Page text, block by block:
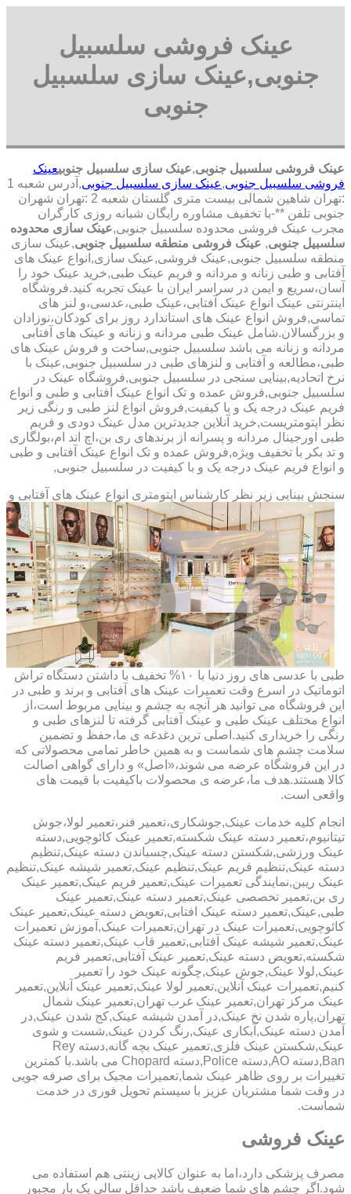
عینک فروشی سلسبیل
جنوبی,عینک سازی سلسبیل
جنوبی
عینک فروشی سلسبیل جنوبی,عینک سازی سلسبیل جنوبیعینک
فروشی سلسبیل جنوبی,عینک سازی سلسبیل جنوبی
,آدرس شعبه 1
:تهران شاهین شمالی بیست متری گلستان شعبه 2 :تهران شهران
جنوبی تلفن **-با تخفیف مشاوره رایگان شبانه روزی کارگران
مجرب عینک فروشی محدوده سلسبیل جنوبی,عینک سازی محدوده
سلسبیل جنوبی, عینک فروشی منطقه سلسبیل جنوبی,عینک سازی
منطقه سلسبیل جنوبی,عینک فروشی,عینک سازی,انواع عینک های
آفتابی و طبی زنانه و مردانه و فریم عینک طبی,خرید عینک خود را
آسان،سریع و ایمن در سراسر ایران با عینک تجربه کنید.فروشگاه
اینترنتی عینک انواع عینک آفتابی،عینک طبی،عدسی،و لنز های
تماسی,فروش انواع عینک های استاندارد روز برای کودکان،نوزادان
و بزرگسالان.شامل عینک طبی مردانه و زنانه و عینک های آفتابی
مردانه و زنانه می باشد سلسبیل جنوبی,ساخت و فروش عینک های
طبی،مطالعه و آفتابی و لنزهای طبی در سلسبیل جنوبی,عینک با
نرخ اتحادیه,بینایی سنجی در سلسبیل جنوبی,فروشگاه عینک در
سلسبیل جنوبی,فروش عمده و تک انواع عینک آفتابی و طبی و انواع
فریم عینک درجه یک و با کیفیت,فروش انواع لنز طبی و رنگی زیر
نظر اپتومتریست,خرید آنلاین جدیدترین مدل عینک دودی و فریم
طبی اورجینال مردانه و پسرانه از برندهای ری بن،اچ اند ام،بولگاری
و تد بکر با تخفیف ویژه,فروش عمده و تک انواع عینک آفتابی و طبی
و انواع فریم عینک درجه یک و با کیفیت در سلسبیل جنوبی,
سنجش بینایی زیر نظر کارشناس اپتومتری انواع عینک های آفتابی و
طبی با عدسی های روز دنیا با ۱۰% تخفیف با داشتن دستگاه تراش
اتوماتیک در اسرع وقت تعمیرات عینک های آفتابی و برند و طبی در
این فروشگاه می توانید هر آنچه به چشم و بینایی مربوط است،از
انواع مختلف عینک طبی و عینک آفتابی گرفته تا لنزهای طبی و
رنگی را خریداری کنید.اصلی ترین دغدغه ی ما،حفظ و تضمین
سلامت چشم های شماست و به همین خاطر تمامی محصولاتی که
در این فروشگاه عرضه می شوند،«اصل» و دارای گواهی اصالت
کالا هستند.هدف ما،عرضه ی محصولات باکیفیت با قیمت های
واقعی است.
انجام کلیه خدمات عینک,جوشکاری،تعمیر فنر،تعمیر لولا،جوش
تیتانیوم،تعمیر دسته عینک شکسته,تعمیر عینک کائوچویی,دسته
عینک ورزشی,شکستن دسته عینک,چسباندن دسته عینک,تنظیم
دسته عینک,تنظیم فریم عینک,تنظیم عینک,تعمیر شیشه عینک,تنظیم
عینک ریبن,نمایندگی تعمیرات عینک,تعمیر فریم عینک,تعمیر عینک
ری بن,تعمیر تخصصی عینک,تعمیر دسته عینک,تعمیر عینک
طبی,عینک,تعمیر دسته عینک افتابی,تعویض دسته عینک,تعمیر عینک
کائوچویی,تعمیرات عینک در تهران,تعمیرات عینک,آموزش تعمیرات
عینک,تعمیر شیشه عینک آفتابی,تعمیر قاب عینک,تعمیر دسته عینک
شکسته,تعویض دسته عینک,تعمیر عینک آفتابی,تعمیر فریم
عینک,لولا عینک,جوش عینک,چگونه عینک خود را تعمیر
کنیم,تعمیرات عینک آنلاین,تعمیر لولا عینک,تعمیر عینک آنلاین,تعمیر
عینک مرکز تهران,تعمیر عینک غرب تهران,تعمیر عینک شمال
تهران,پاره شدن نخ عینک,در آمدن شیشه عینک,کج شدن عینک,در
آمدن دسته عینک,آبکاری عینک,رنگ کردن عینک,شست و شوی
عینک,شکستن عینک فلزی,تعمیر عینک بچه گانه,دسته Rey
Ban,دسته AO,دسته Police,دسته Chopard می باشد.با کمترین
تغییرات بر روی ظاهر عینک شما,تعمیرات مجیک برای صرفه جویی
در وقت شما مشتریان عزیز با سیستم تحویل فوری در خدمت
شماست.
عینک فروشی
مصرف پزشکی دارد،اما به عنوان کالایی زینتی هم استفاده می
شود.اگر چشم های شما ضعیف باشد حداقل سالی یک بار مجبور